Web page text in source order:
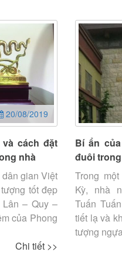
20/08/2019
cách đặt
nhà
gian Việt
tốt đẹp
– Quy –
của Phong
Chi tiết >>
Bí ẩn
đuôi
Trong
Kỳ, nhà
Tuấn
tiết lạ và
tượng